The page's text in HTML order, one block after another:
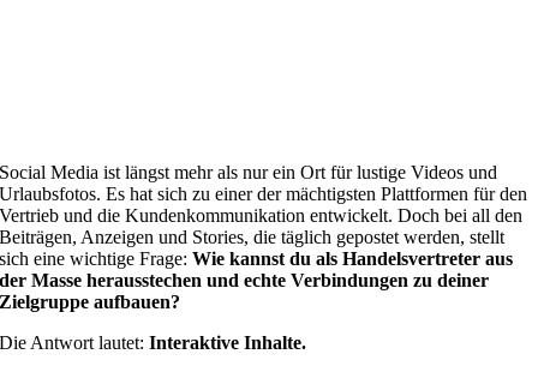
Social Media ist längst mehr als nur ein Ort für lustige Videos und
Urlaubsfotos. Es hat sich zu einer der mächtigsten Plattformen für den
Vertrieb und die Kundenkommunikation entwickelt. Doch bei all den
Beiträgen, Anzeigen und Stories, die täglich gepostet werden, stellt
sich eine wichtige Frage:Wie kannst du als Handelsvertreter aus
der Masse herausstechen und echte Verbindungen zu deiner
Zielgruppe aufbauen?
Die Antwort lautet:Interaktive Inhalte.